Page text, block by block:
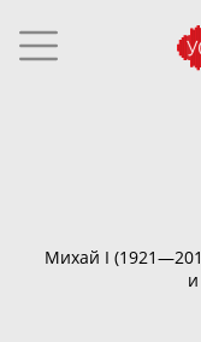
Михай I